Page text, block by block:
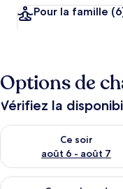
Pour la famille
Options de
Vérifiez la
Ce soir
août 6 - août 7
Vérifier la disponibilité
Vérifier la disponibilité